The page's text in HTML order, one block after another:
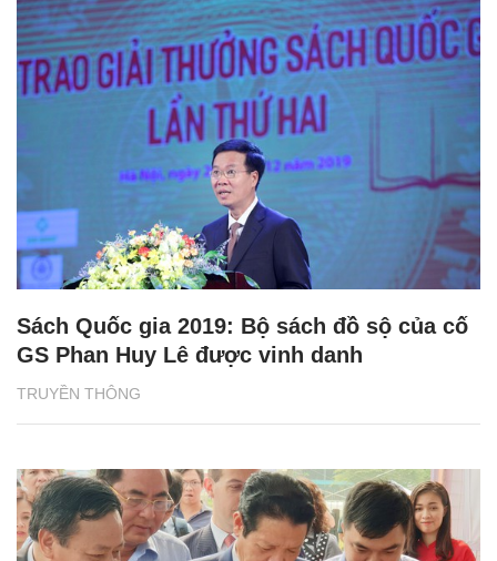
TRUYỀN THÔNG
Sách Quốc gia 2019: Bộ sách đồ sộ của cố
GS Phan Huy Lê được vinh danh